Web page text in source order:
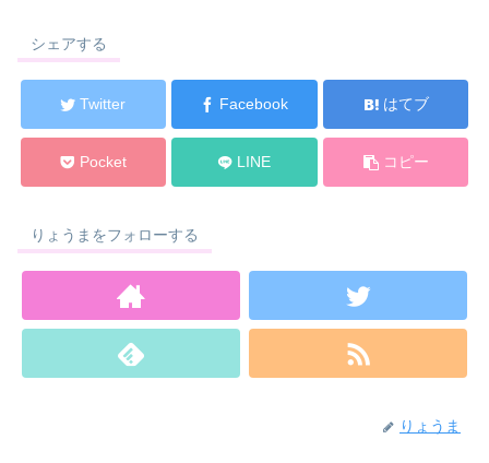
シェアする
Twitter Facebook はてブ
Pocket LINE コピー
りょうまをフォローする
りょうま